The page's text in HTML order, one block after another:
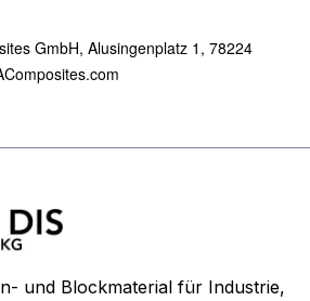
GmbH, Alusingenplatz 1, 78224
und Blockmaterial für Industrie,